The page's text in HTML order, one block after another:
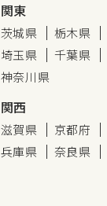
関東
茨城県 栃木県
埼玉県
千葉県
神奈川県
関西
滋賀県 京都府
兵庫県
奈良県